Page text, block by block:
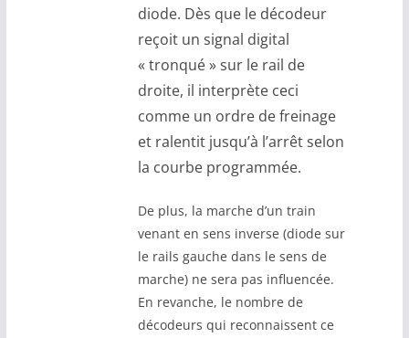
diode. Dès que le décodeur
reçoit un signal digital
« tronqué » sur le rail de
droite, il interprète ceci
comme un ordre de freinage
et ralentit jusqu’à l’arrêt selon
la courbe programmée.
De plus, la marche d’un train
venant en sens inverse (diode sur
le rails gauche dans le sens de
marche) ne sera pas influencée.
En revanche, le nombre de
décodeurs qui reconnaissent ce